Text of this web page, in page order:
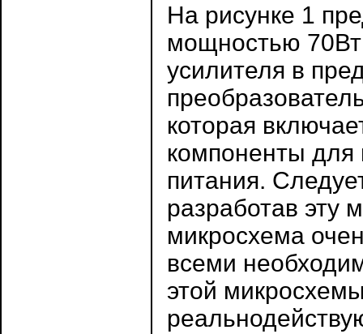
На рисунке 1
мощностью 70Вт
усилителя в
которая
компоненты для
питания.
разработав эту
микросхема
всеми
этой